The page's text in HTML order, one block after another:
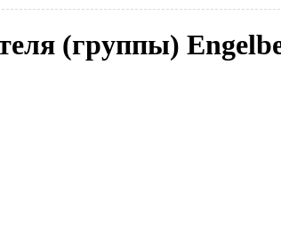
(группы)